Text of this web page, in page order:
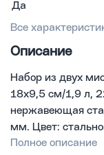
Да
Все
Описание
Набор из двух
18х9,5 см/1,9 л,
нержавеющая
мм. Цвет:
Полное описание